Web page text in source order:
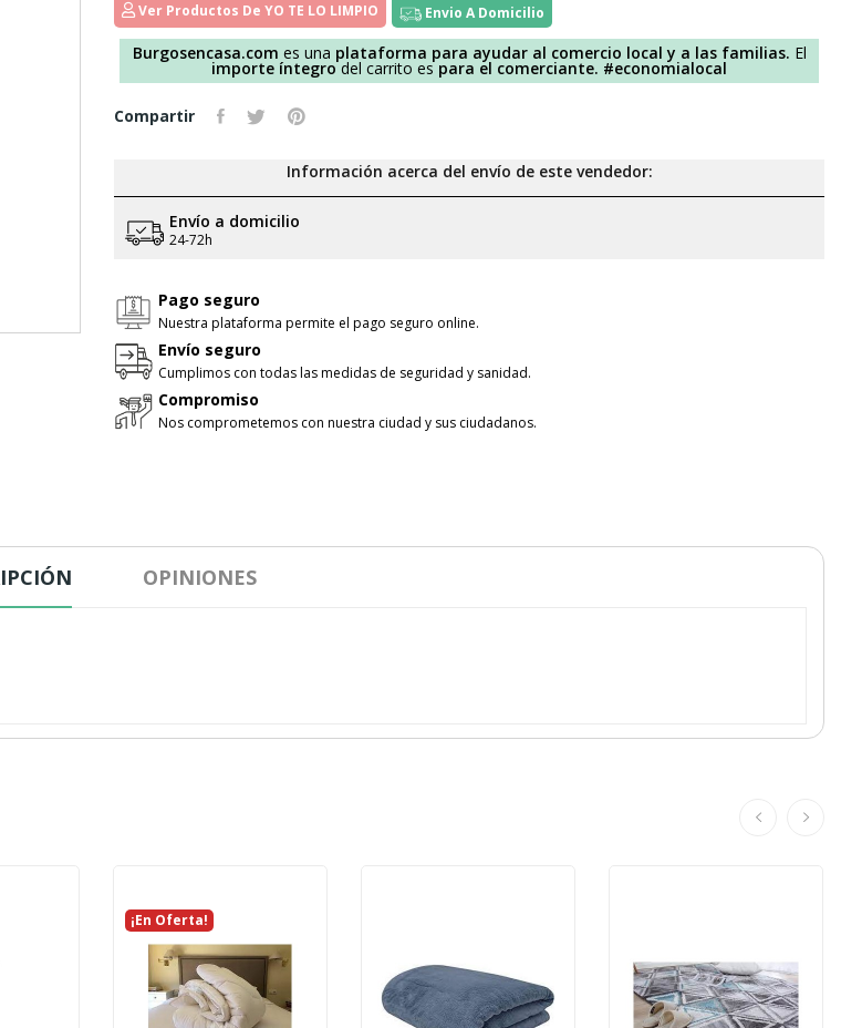
Ver Productos De YO TE LO LIMPIO Envio A Domicilio
Burgosencasa.com es una plataforma para ayudar al comercio local y a las familias. El
importe íntegrodel carrito es para el comerciante. #economialocal
Compartir
Información acerca del envío de este vendedor:
Envío a domicilio
24-72h
Pago seguro
Nuestra plataforma permite el pago seguro online.
Envío seguro
Cumplimos con todas las medidas de seguridad y sanidad.
Compromiso
Nos comprometemos con nuestra ciudad y sus ciudadanos.
OPINIONES
¡En Oferta!